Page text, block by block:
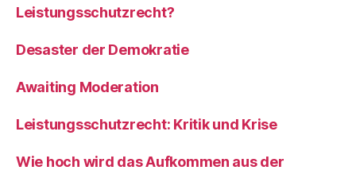
Leistungsschutzrecht?
Desaster der Demokratie
Awaiting Moderation
Leistungsschutzrecht: Kritik und Krise
Wie hoch wird das Aufkommen aus der